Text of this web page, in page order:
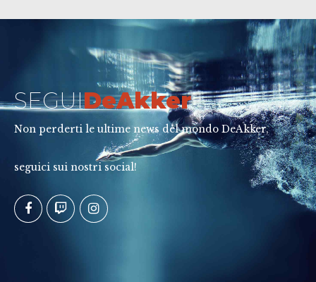
SEGUIDeAkker
Non perderti le ultime news del mondo DeAkker,
seguici sui nostri social!